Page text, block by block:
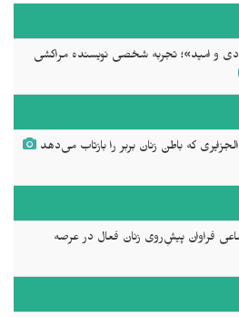
و امید»؛ تجربه شخصی نویسنده مراکشی
که باطن زنان بربر را بازتاب می‌دهد
فراوان پیشِ‌روی زنان فعال در عرصه